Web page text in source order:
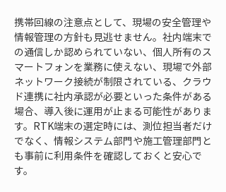
携帯回線の注意点として、現場の安全管理や
情報管理の方針も見逃せません。社内端末で
の通信しか認められていない、個人所有のス
マートフォンを業務に使えない、現場で外部
ネットワーク接続が制限されている、クラウ
ド連携に社内承認が必要といった条件がある
場合、導入後に運用が止まる可能性がありま
す。RTK端末の選定時には、測位担当者だけ
でなく、情報システム部門や施工管理部門と
も事前に利用条件を確認しておくと安心で
す。